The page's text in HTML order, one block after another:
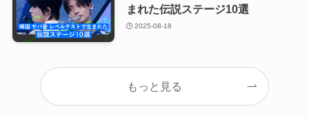
まれた伝説ステージ10選
2025-08-18
もっと見る